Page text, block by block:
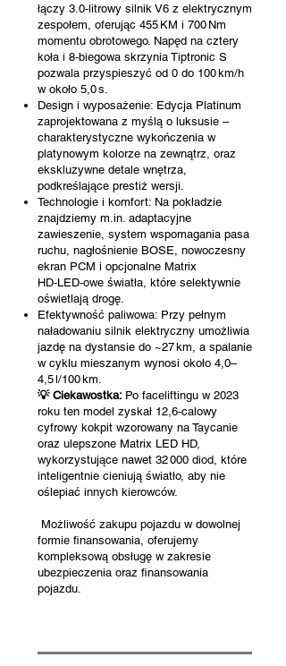
łączy 3.0‑litrowy silnik V6 z elektrycznym
zespołem, oferując 455 KM i 700 Nm
momentu obrotowego. Napęd na cztery
koła i 8‑biegowa skrzynia Tiptronic S
pozwala przyspieszyć od 0 do 100 km/h
w około 5,0 s.
Design i wyposażenie: Edycja Platinum
zaprojektowana z myślą o luksusie –
charakterystyczne wykończenia w
platynowym kolorze na zewnątrz, oraz
ekskluzywne detale wnętrza,
podkreślające prestiż wersji.
Technologie i komfort: Na pokładzie
znajdziemy m.in. adaptacyjne
zawieszenie, system wspomagania pasa
ruchu, nagłośnienie BOSE, nowoczesny
ekran PCM i opcjonalne Matrix
HD‑LED‑owe światła, które selektywnie
oświetlają drogę.
Efektywność paliwowa: Przy pełnym
naładowaniu silnik elektryczny umożliwia
jazdę na dystansie do ~27 km, a spalanie
w cyklu mieszanym wynosi około 4,0–
4,5 l/100 km.
💡 Ciekawostka: Po faceliftingu w 2023
roku ten model zyskał 12,6‑calowy
cyfrowy kokpit wzorowany na Taycanie
oraz ulepszone Matrix LED HD,
wykorzystujące nawet 32 000 diod, które
inteligentnie cieniują światło, aby nie
oślepiać innych kierowców.
Możliwość zakupu pojazdu w dowolnej
formie finansowania, oferujemy
kompleksową obsługę w zakresie
ubezpieczenia oraz finansowania
pojazdu.